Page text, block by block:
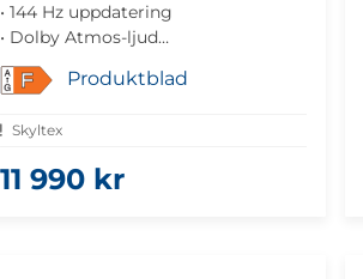
• 144 Hz uppdatering
• Dolby Atmos-ljud
• Google TV
• Gamingoptimerad prestanda
F Produktblad
Skyltex
11 990 kr